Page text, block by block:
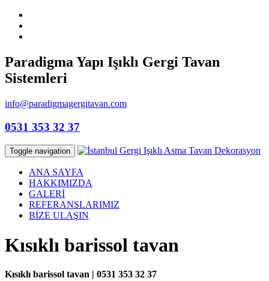
Paradigma Yapı Işıklı Gergi Tavan
Sistemleri
info@paradigmagergitavan.com
0531 353 32 37
Toggle navigation
ANA SAYFA
HAKKIMIZDA
GALERİ
REFERANSLARIMIZ
BİZE ULAŞIN
Kısıklı barissol tavan
Kısıklı barissol tavan | 0531 353 32 37